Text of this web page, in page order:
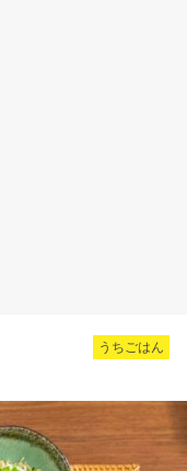
うちごはん